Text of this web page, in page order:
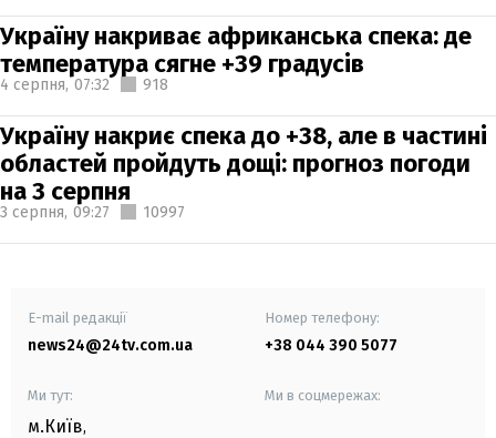
Україну накриває африканська спека: де
температура сягне +39 градусів
4 серпня, 07:32 918
Україну накриє спека до +38, але в частині
областей пройдуть дощі: прогноз погоди
на 3 серпня
3 серпня, 09:27 10997
E-mail редакції
news24@24tv.com.ua
Номер телефону:
+38 044 390 5077
Ми тут:
м.Київ,
Ми в соцмережах: